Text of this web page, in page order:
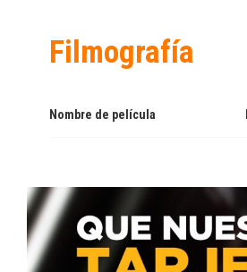
Filmografía
Nombre de película